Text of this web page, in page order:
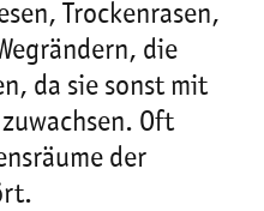
Trockenrasen,
die
da sie sonst mit
Oft
der